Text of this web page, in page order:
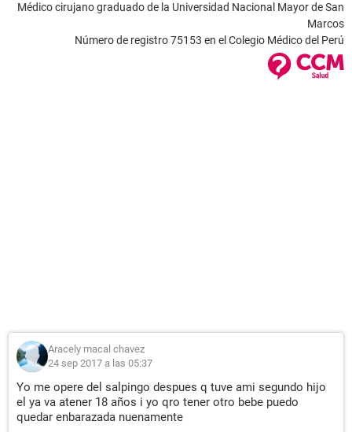
Médico cirujano graduado de la Universidad Nacional Mayor de San
Marcos
Número de registro 75153 en el Colegio Médico del Perú
Aracely macal chavez
24 sep 2017 a las 05:37
Yo me opere del salpingo despues q tuve ami segundo hijo
el ya va atener 18 años i yo qro tener otro bebe puedo
quedar enbarazada nuenamente